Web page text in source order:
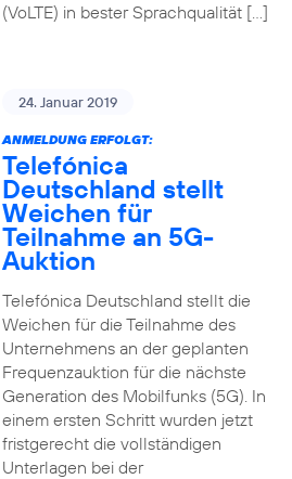
(VoLTE) in bester Sprachqualität […]
24. Januar 2019
ANMELDUNG ERFOLGT:
Telefónica
Deutschland stellt
Weichen für
Teilnahme an 5G-
Auktion
Telefónica Deutschland stellt die
Weichen für die Teilnahme des
Unternehmens an der geplanten
Frequenzauktion für die nächste
Generation des Mobilfunks (5G). In
einem ersten Schritt wurden jetzt
fristgerecht die vollständigen
Unterlagen bei der